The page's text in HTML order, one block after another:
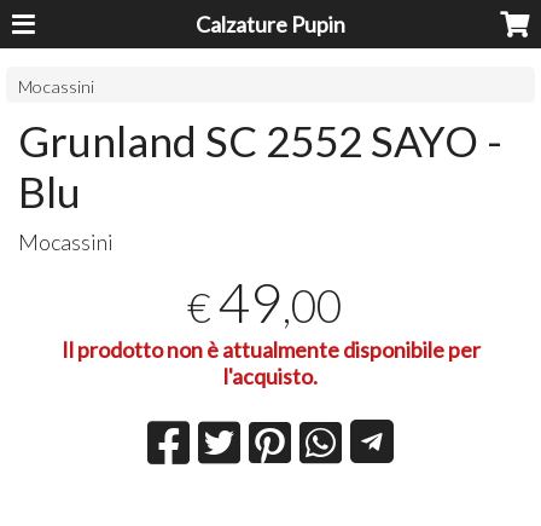
Calzature Pupin
Mocassini
Grunland SC 2552 SAYO -
Blu
Mocassini
€49,00
Il prodotto non è attualmente disponibile per
l'acquisto.